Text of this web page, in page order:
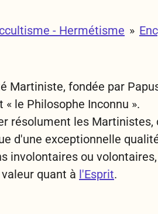
- Hermétisme »
Martiniste, fondée par
« le Philosophe Inconnu ».
résolument les
d'une exceptionnelle
involontaires ou
quant à l'Esprit.